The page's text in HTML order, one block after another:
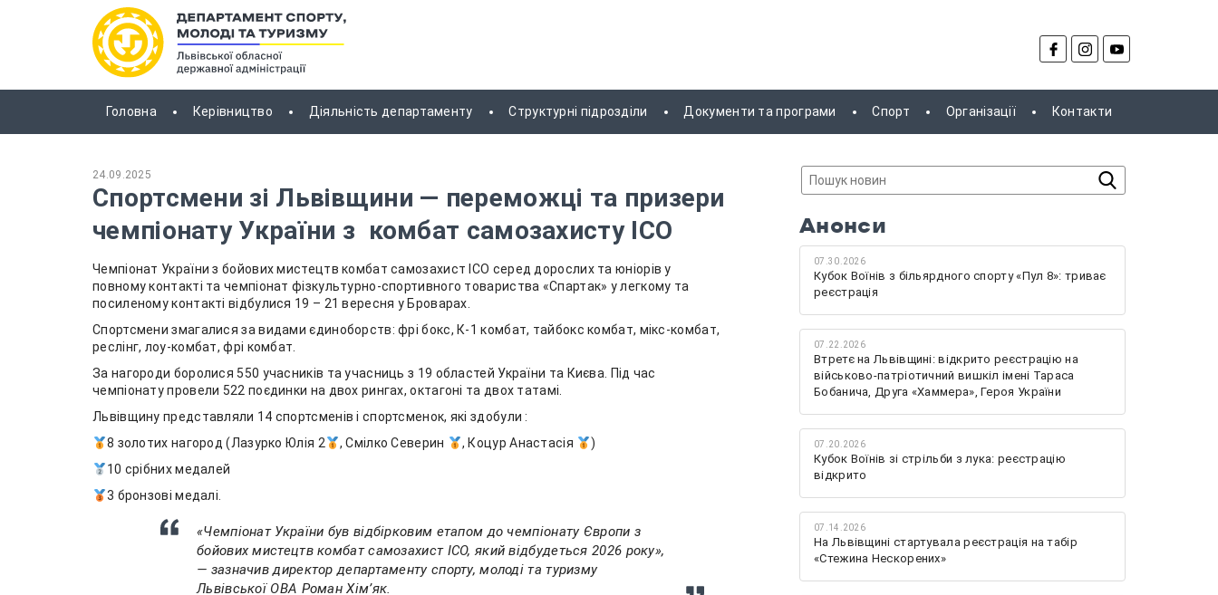
Головна Керівництво Діяльність департаменту Структурні підрозділи Документи та програми Спорт Організації Контакти
24.09.2025
Спортсмени зі Львівщини — переможці та призери
чемпіонату України з комбат самозахисту ІСО
Чемпіонат України з бойових мистецтв комбат самозахист ІСО серед дорослих та юніорів у
повному контакті та чемпіонат фізкультурно-спортивного товариства «Спартак» у легкому та
посиленому контакті відбулися 19 – 21 вересня у Броварах.
Спортсмени змагалися за видами єдиноборств: фрі бокс, К-1 комбат, тайбокс комбат, мікс-комбат,
реслінг, лоу-комбат, фрі комбат.
За нагороди боролися 550 учасників та учасниць з 19 областей України та Києва. Під час
чемпіонату провели 522 поєдинки на двох рингах, октагоні та двох татамі.
Львівщину представляли 14 спортсменів і спортсменок, які здобули :
8 золотих нагород (Лазурко Юлія 2
, Смілко Северин , Коцур Анастасія
)
10 срібних медалей
3 бронзові медалі.
«Чемпіонат України був відбірковим етапом до чемпіонату Європи з
бойових мистецтв комбат самозахист ІСО, який відбудеться 2026 року»,
— зазначив директор департаменту спорту, молоді та туризму
Львівської ОВА Роман Хімʼяк.
Анонси
07.30.2026
Кубок Воїнів з більярдного спорту «Пул 8»: триває
реєстрація
07.22.2026
Втретє на Львівщині: відкрито реєстрацію на
військово-патріотичний вишкіл імені Тараса
Бобанича, Друга «Хаммера», Героя України
07.20.2026
Кубок Воїнів зі стрільби з лука: реєстрацію
відкрито
07.14.2026
На Львівщині стартувала реєстрація на табір
«Стежина Нескорених»